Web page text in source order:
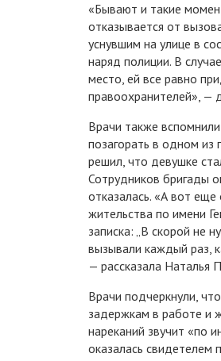
«Бывают и такие
отказывается от
уснувшим на улице в
наряд полиции. В
место, ей все равно
правоохранителей», —
Врачи также
позагорать в одном
решил, что девушке
Сотрудников бригады
отказалась. «А вот
жительства по имени
записка: „В скорой не
вызывали каждый раз,
— рассказала Наталья
Врачи подчеркнули,
задержкам в работе и
нареканий звучит «по
оказалась свидетелем